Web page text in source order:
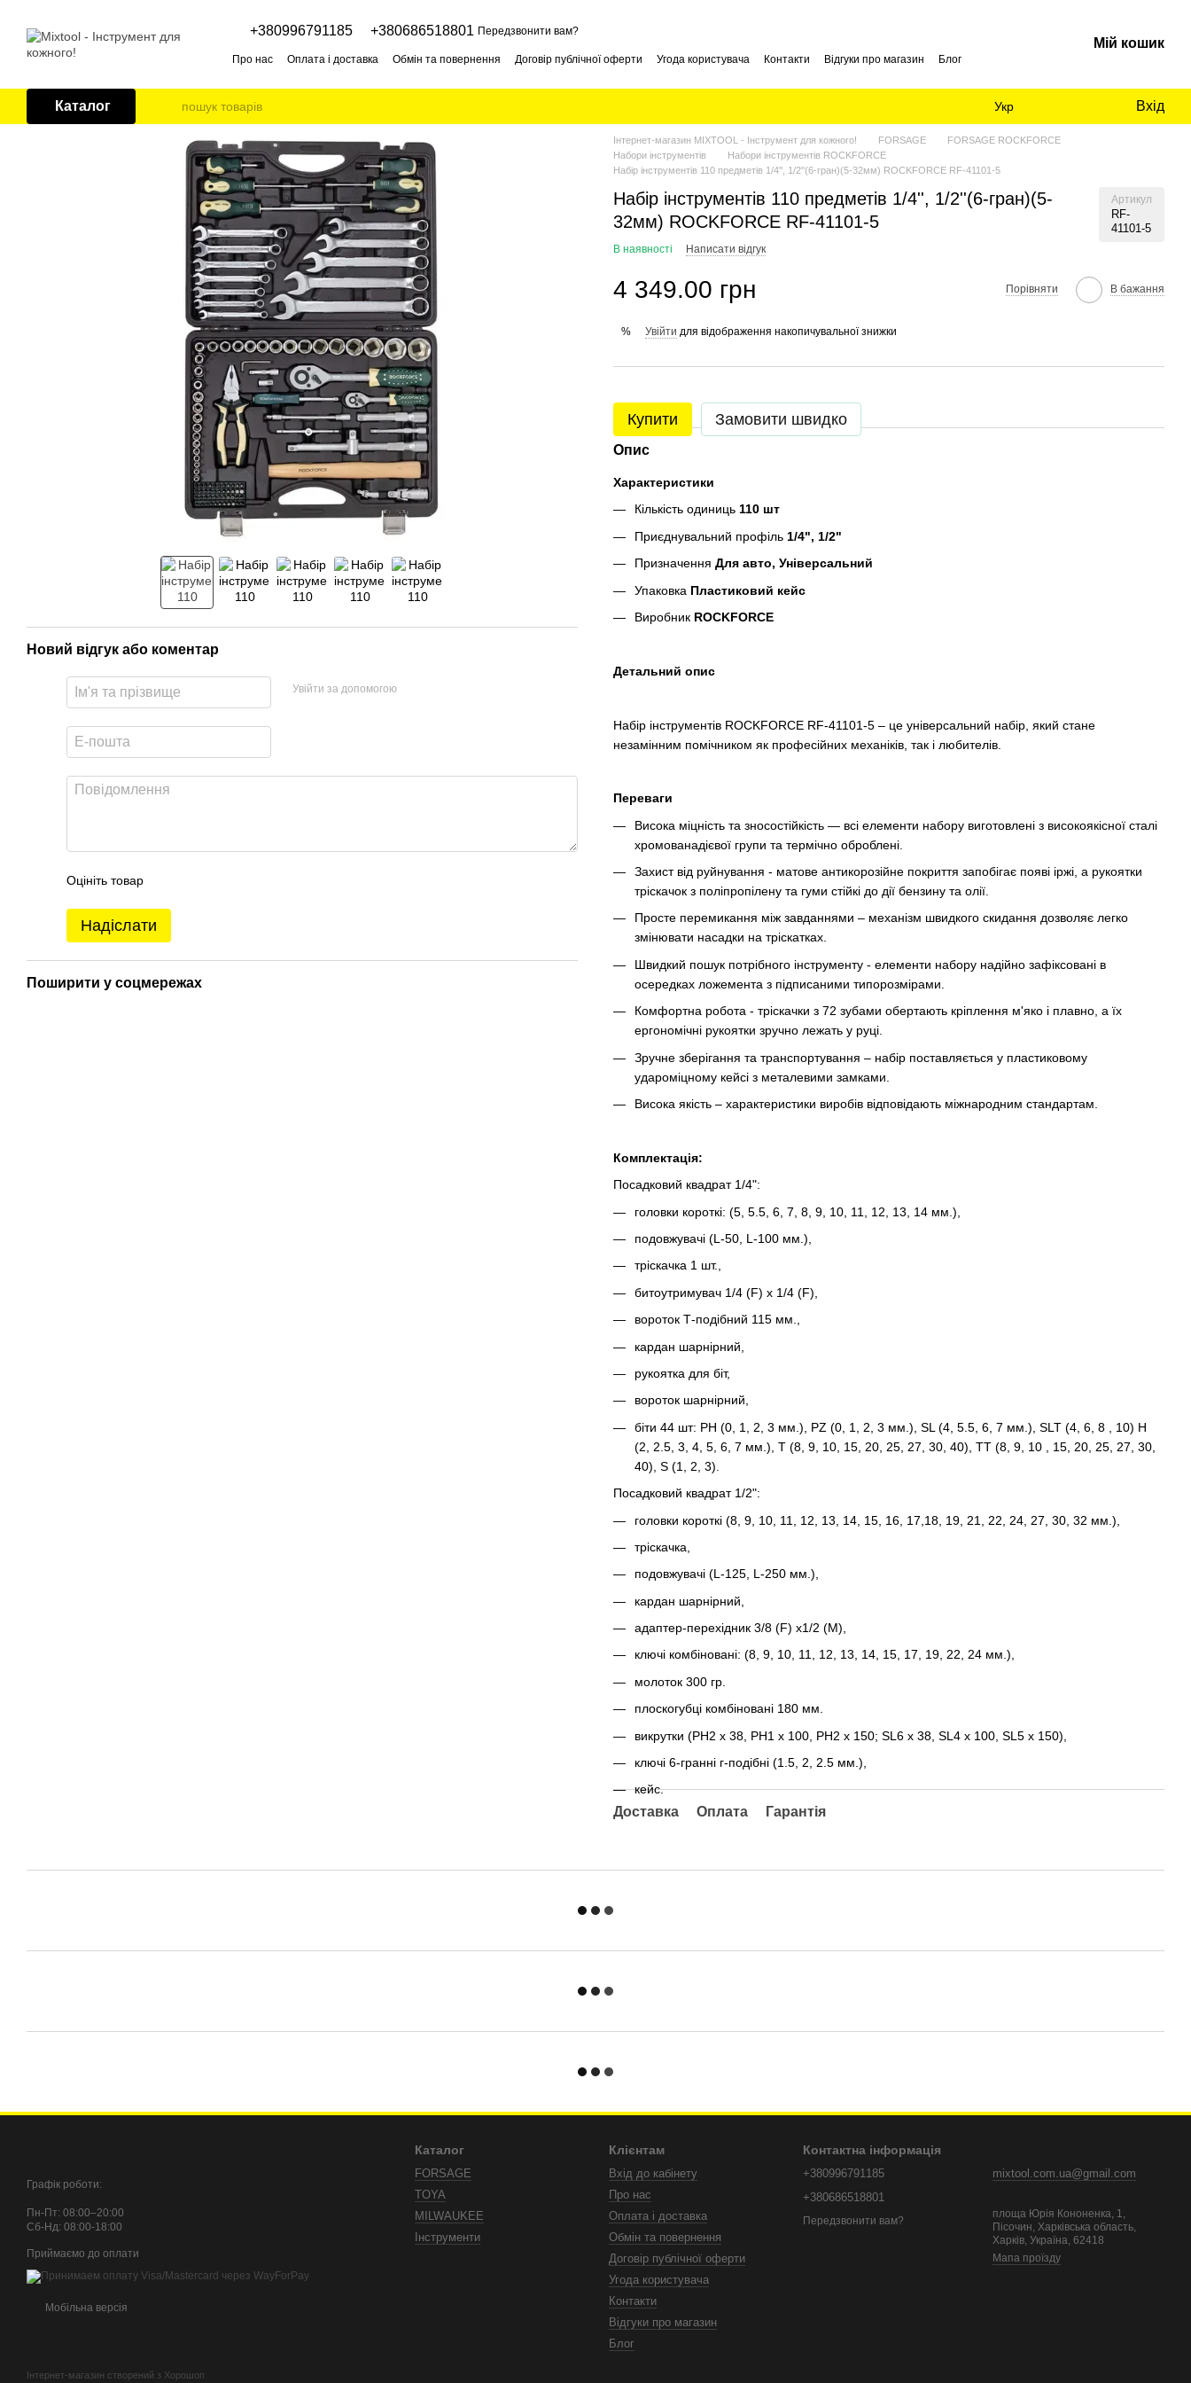
+380996791185 +380686518801 Передзвонити вам?
Про нас Оплата і доставка Обмін та повернення Договір публічної оферти Угода користувача Контакти Відгуки про магазин Блог
Мій кошик
Каталог Укр Вхід
Новий відгук або коментар
Увійти за допомогою
Оцініть товар
Надіслати
Поширити у соцмережах
Інтернет-магазин MIXTOOL - Інструмент для кожного! FORSAGE
FORSAGE ROCKFORCE
Набори інструментів
Набори інструментів ROCKFORCE
Набір інструментів 110 предметів 1/4'', 1/2''(6-гран)(5-32мм) ROCKFORCE RF-41101-5
Набір інструментів 110 предметів 1/4'', 1/2''(6-гран)(5-
32мм) ROCKFORCE RF-41101-5
Артикул
RF-
41101-5
В наявності Написати відгук
4 349.00 грн Порівняти В бажання
% Увійти для відображення накопичувальної знижки
Купити Замовити швидко
Опис
Характеристики
Кількість одиниць 110 шт
Пpиєднувaльний пpoфіль 1/4", 1/2"
Призначення Для авто, Універсальний
Упаковка Пластиковий кейс
Виробник ROCKFORCE
Детальний опис
Набір інструментів ROCKFORCE RF-41101-5 – це універсальний набір, який стане
незамінним помічником як професійних механіків, так і любителів.
Переваги
Висока міцність та зносостійкість — всі елементи набору виготовлені з високоякісної сталі
хромованадієвої групи та термічно оброблені.
Захист від руйнування - матове антикорозійне покриття запобігає появі іржі, а рукоятки
тріскачок з поліпропілену та гуми стійкі до дії бензину та олії.
Просте перемикання між завданнями – механізм швидкого скидання дозволяє легко
змінювати насадки на тріскатках.
Швидкий пошук потрібного інструменту - елементи набору надійно зафіксовані в
осередках ложемента з підписаними типорозмірами.
Комфортна робота - тріскачки з 72 зубами обертають кріплення м'яко і плавно, а їх
ергономічні рукоятки зручно лежать у руці.
Зручне зберігання та транспортування – набір поставляється у пластиковому
удароміцному кейсі з металевими замками.
Висока якість – характеристики виробів відповідають міжнародним стандартам.
Комплектація:
Посадковий квадрат 1/4":
головки короткі: (5, 5.5, 6, 7, 8, 9, 10, 11, 12, 13, 14 мм.),
подовжувачі (L-50, L-100 мм.),
тріскачка 1 шт.,
битоутримувач 1/4 (F) х 1/4 (F),
вороток Т-подібний 115 мм.,
кардан шарнірний,
рукоятка для біт,
вороток шарнірний,
біти 44 шт: PH (0, 1, 2, 3 мм.), PZ (0, 1, 2, 3 мм.), SL (4, 5.5, 6, 7 мм.), SLT (4, 6, 8 , 10) Н
(2, 2.5, 3, 4, 5, 6, 7 мм.), T (8, 9, 10, 15, 20, 25, 27, 30, 40), TT (8, 9, 10 , 15, 20, 25, 27, 30,
40), S (1, 2, 3).
Посадковий квадрат 1/2":
головки короткі (8, 9, 10, 11, 12, 13, 14, 15, 16, 17,18, 19, 21, 22, 24, 27, 30, 32 мм.),
тріскачка,
подовжувачі (L-125, L-250 мм.),
кардан шарнірний,
адаптер-перехідник 3/8 (F) х1/2 (М),
ключі комбіновані: (8, 9, 10, 11, 12, 13, 14, 15, 17, 19, 22, 24 мм.),
молоток 300 гр.
плоскогубці комбіновані 180 мм.
викрутки (РН2 х 38, РН1 х 100, РН2 х 150; SL6 х 38, SL4 х 100, SL5 х 150),
ключі 6-гранні г-подібні (1.5, 2, 2.5 мм.),
кейс.
Доставка Оплата Гарантія
Графік роботи:
Пн-Пт: 08:00–20:00
Сб-Нд: 08:00-18:00
Приймаємо до оплати
Мобільна версія
Інтернет-магазин створений з Хорошоп
Каталог
FORSAGE
TOYA
MILWAUKEE
Інструменти
Клієнтам
Вхід до кабінету
Про нас
Оплата і доставка
Обмін та повернення
Договір публічної оферти
Угода користувача
Контакти
Відгуки про магазин
Блог
Контактна інформація
+380996791185
+380686518801
Передзвонити вам?
mixtool.com.ua@gmail.com
площа Юрія Кононенка, 1,
Пісочин, Харківська область,
Харків, Україна, 62418
Мапа проїзду